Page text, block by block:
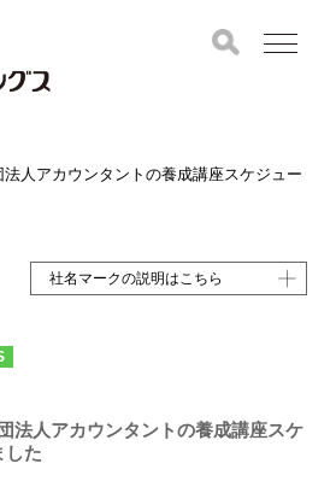
人アカウンタントの養成講座スケジュー
社名マークの説明はこちら
法人アカウンタントの養成講座スケ
した